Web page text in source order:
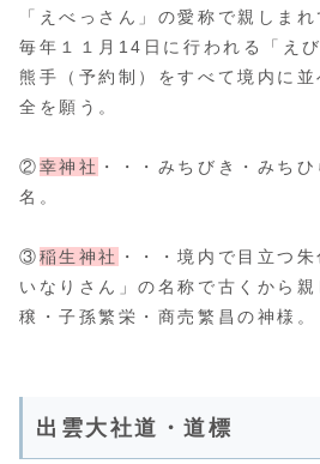
「えべっさん」の愛称で親しまれ
毎年１１月14日に行われる「え
熊手（予約制）をすべて境内に
全を願う。
②幸神社 ・・・みちびき・みち
名。
③稲生神社
・・・境内で目立つ
いなりさん」の名称で古くから
穣・子孫繁栄・商売繁昌の神様。
出雲大社道・道標